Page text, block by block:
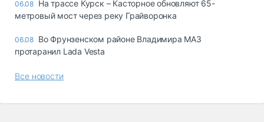
06.08 На трассе Курск – Касторное обновляют 65-
метровый мост через реку Грайворонка
06.08 Во Фрунзенском районе Владимира МАЗ
протаранил Lada Vesta
Все новости